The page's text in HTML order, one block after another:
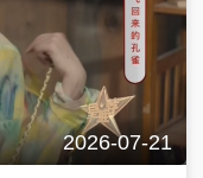
2026-07-21